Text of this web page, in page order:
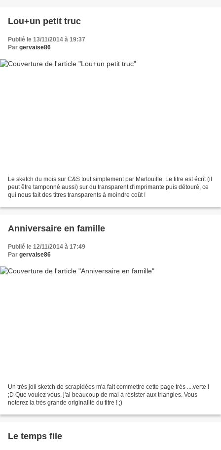
Lou+un petit truc
Publié le 13/11/2014 à 19:37
Par gervaise86
Le sketch du mois sur C&S tout simplement par Martouille. Le titre est écrit (il
peut être tamponné aussi) sur du transparent d'imprimante puis détouré, ce
qui nous fait des titres transparents à moindre coût !
Anniversaire en famille
Publié le 12/11/2014 à 17:49
Par gervaise86
Un très joli sketch de scrapidées m'a fait commettre cette page très ....verte !
;D Que voulez vous, j'ai beaucoup de mal à résister aux triangles. Vous
noterez la très grande originalité du titre ! ;)
Le temps file